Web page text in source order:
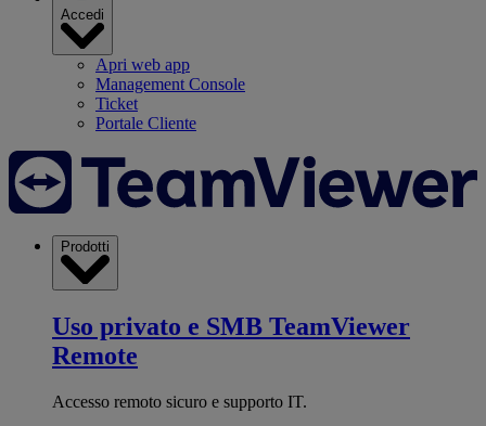
Accedi
Apri web app
Management Console
Ticket
Portale Cliente
Prodotti
Uso privato e SMB TeamViewer
Remote
Accesso remoto sicuro e supporto IT.